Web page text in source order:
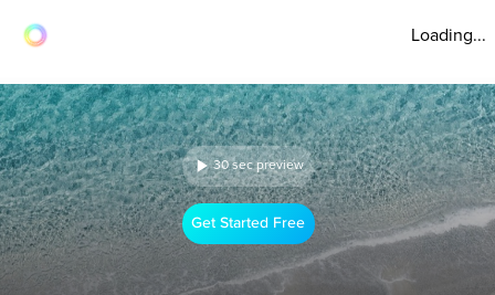
Loading...
30 sec preview
Get Started Free